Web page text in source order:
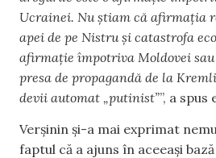
Ucrainei. Nu știam că afirmația
apei de pe Nistru și catastrofa
afirmație împotriva Moldovei
presa de propagandă de la
devii automat „putinist””, a spus
Verșinin și-a mai exprimat
faptul că a ajuns în aceeași